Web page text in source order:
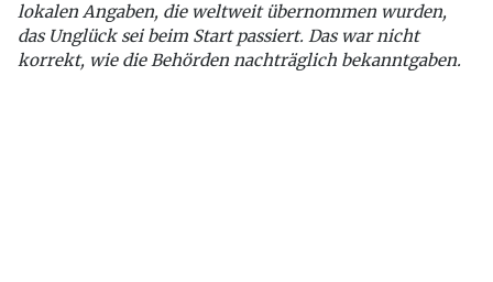
lokalen Angaben, die weltweit übernommen wurden,
das Unglück sei beim Start passiert. Das war nicht
korrekt, wie die Behörden nachträglich bekanntgaben.